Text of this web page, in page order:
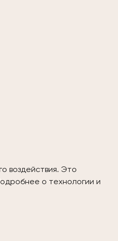
воздействия. Это
о технологии и